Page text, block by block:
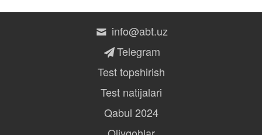
info@abt.uz
Telegram
Test topshirish
Test natijalari
Qabul 2024